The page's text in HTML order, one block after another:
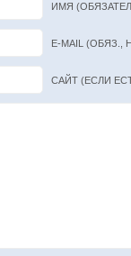
ИМЯ
E-MAIL (ОБЯЗ.,
САЙТ (ЕСЛИ